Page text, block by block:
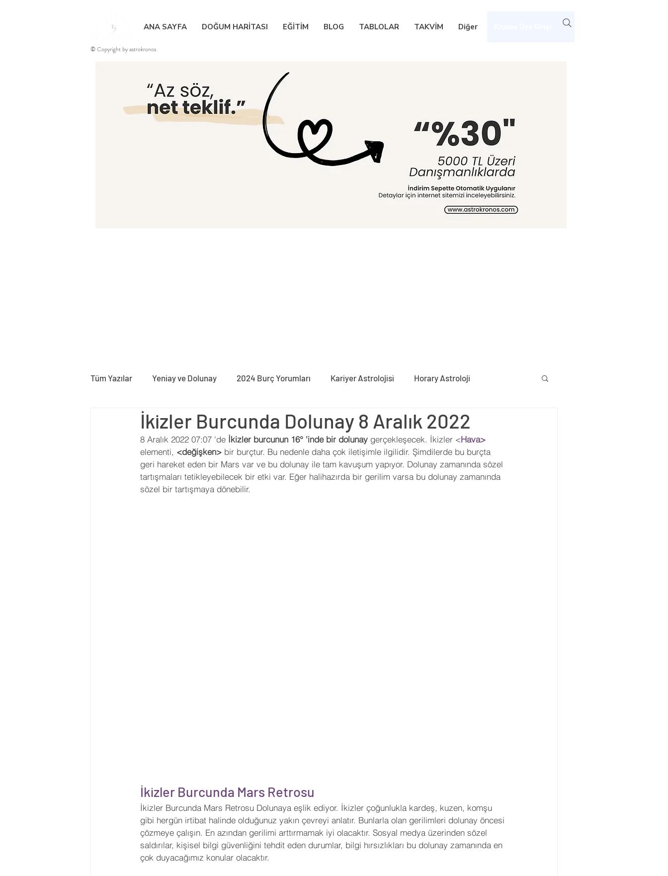
ANA SAYFA DOĞUM HARİTASI EĞİTİM BLOG TABLOLAR TAKVİM Diğer
© Copyright by astrokronos
Tüm Yazılar Yeniay ve Dolunay 2024 Burç Yorumları Kariyer Astrolojisi Horary Astroloji
Doğum Haritası Rektifikasyon İlişki Astrolojisi Burçlar Pratik Astroloji Aylık Burç Yorumları
Astroloji Eğitimi 2023 Burç Yorumları Sinema Futbol KronosTakvim Gezegenler
Tutulmalar
İkizler Burcunda Dolunay 8 Aralık 2022
8 Aralık 2022 07:07 'de İkizler burcunun 16° 'inde bir dolunay gerçekleşecek. İkizler <Hava>
elementi, <değişken> bir burçtur. Bu nedenle daha çok iletişimle ilgilidir. Şimdilerde bu burçta
geri hareket eden bir Mars var ve bu dolunay ile tam kavuşum yapıyor. Dolunay zamanında sözel
tartışmaları tetikleyebilecek bir etki var. Eğer halihazırda bir gerilim varsa bu dolunay zamanında
sözel bir tartışmaya dönebilir.
İkizler Burcunda Mars Retrosu
İkizler Burcunda Mars Retrosu Dolunaya eşlik ediyor. İkizler çoğunlukla kardeş, kuzen, komşu
gibi hergün irtibat halinde olduğunuz yakın çevreyi anlatır. Bunlarla olan gerilimleri dolunay öncesi
çözmeye çalışın. En azından gerilimi arttırmamak iyi olacaktır. Sosyal medya üzerinden sözel
saldırılar, kişisel bilgi güvenliğini tehdit eden durumlar, bilgi hırsızlıkları bu dolunay zamanında en
çok duyacağımız konular olacaktır.